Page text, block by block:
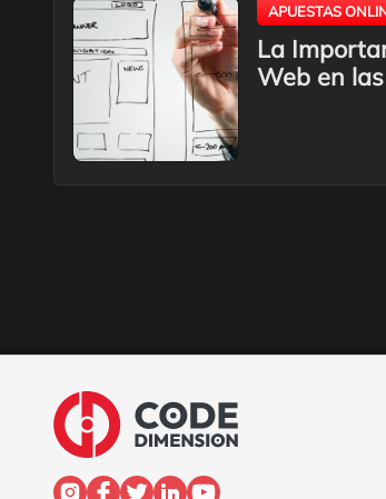
APUESTAS
La
Web en